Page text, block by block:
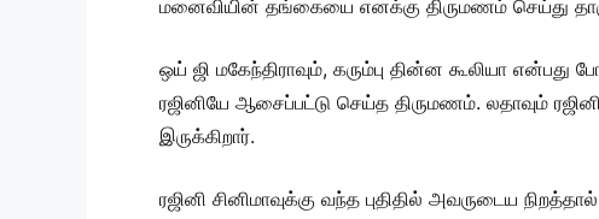
மனைவியின் தங்கையை எனக்கு திருமணம் செய்து
ஒய் ஜி மகேந்திராவும், கரும்பு தின்ன கூலியா
ரஜினியே ஆசைப்பட்டு செய்த திருமணம். லதாவும்
இருக்கிறார்.
ரஜினி சினிமாவுக்கு வந்த புதிதில் அவருடைய